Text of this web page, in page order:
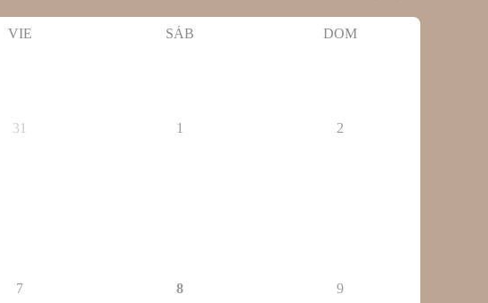
VIE SÁB DOM
31 1 2
7 8 9